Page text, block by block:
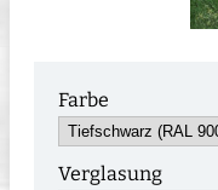
Farbe
Verglasung